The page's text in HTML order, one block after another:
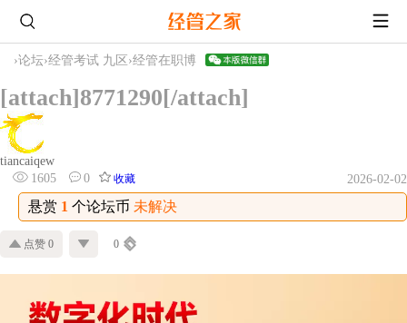
›论坛›经管考试 九区 ›经管在职博
[attach]8771290[/attach]
tiancaiqew
1605
0 收藏 2026-02-02
悬赏 1 个论坛币 未解决
点赞 0 0